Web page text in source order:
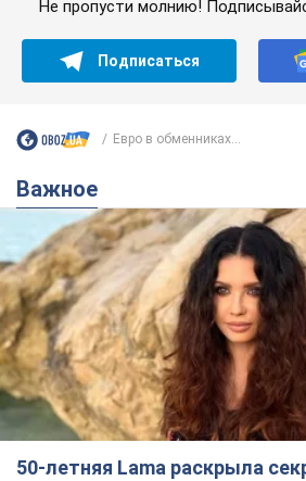
Не пропусти молнию!
Подписаться
Евро в обменниках...
Важное
50-летняя Lama раскрыла